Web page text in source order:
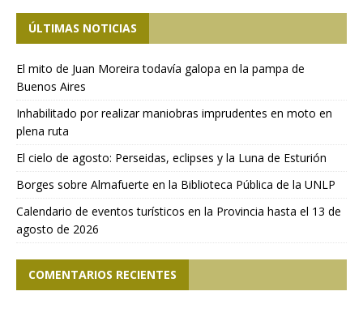
ÚLTIMAS NOTICIAS
El mito de Juan Moreira todavía galopa en la pampa de
Buenos Aires
Inhabilitado por realizar maniobras imprudentes en moto en
plena ruta
El cielo de agosto: Perseidas, eclipses y la Luna de Esturión
Borges sobre Almafuerte en la Biblioteca Pública de la UNLP
Calendario de eventos turísticos en la Provincia hasta el 13 de
agosto de 2026
COMENTARIOS RECIENTES